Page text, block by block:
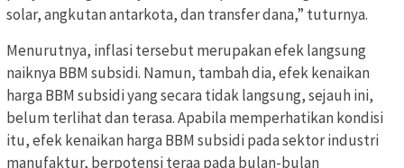
solar, angkutan antarkota, dan transfer dana,” tuturnya.
Menurutnya, inflasi tersebut merupakan efek langsung
naiknya BBM subsidi. Namun, tambah dia, efek kenaikan
harga BBM subsidi yang secara tidak langsung, sejauh ini,
belum terlihat dan terasa. Apabila memperhatikan kondisi
itu, efek kenaikan harga BBM subsidi pada sektor industri
manufaktur, berpotensi teraa pada bulan-bulan